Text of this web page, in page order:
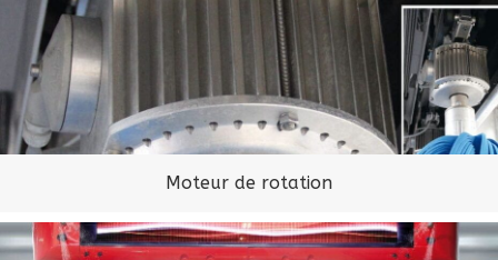
Moteur de rotation